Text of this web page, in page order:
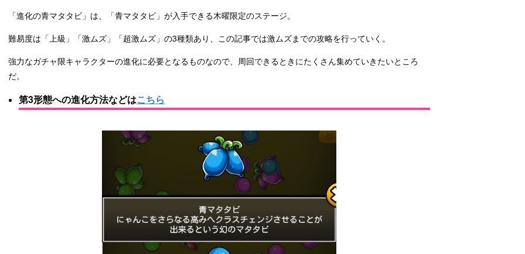
「進化の青マタタビ」は、「青マタタビ」が入手できる木曜限定のステージ。
難易度は「上級」「激ムズ」「超激ムズ」の3種類あり、この記事では激ムズまでの攻略を行っていく。
強力なガチャ限キャラクターの進化に必要となるものなので、周回できるときにたくさん集めていきたいところ
だ。
第3形態への進化方法などはこちら